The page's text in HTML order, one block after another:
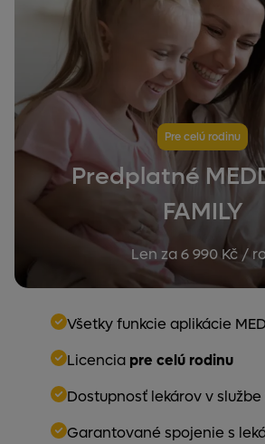
Pre celú rodinu
Predplatné
FAMILY
Len za 6 990 Kč /
Všetky funkcie aplikácie
Licencia pre celú rodinu
Dostupnosť lekárov v službe
Garantované spojenie s